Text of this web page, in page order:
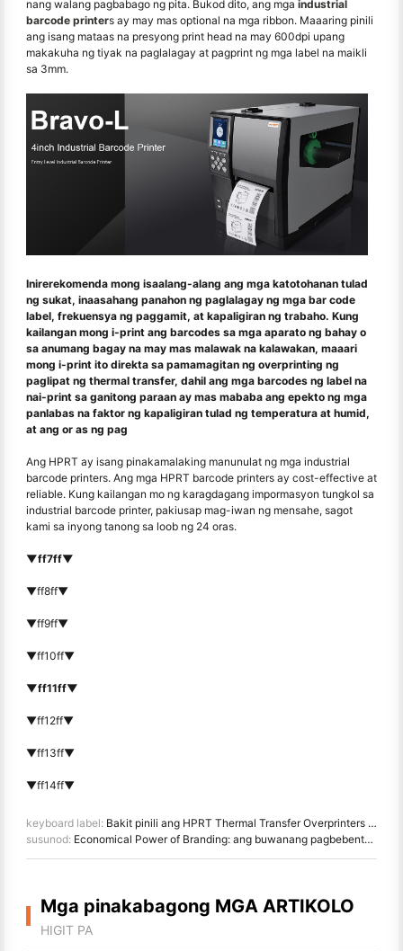
nang walang pagbabago ng pita. Bukod dito, ang mga industrial
barcode printers ay may mas optional na mga ribbon. Maaaring pinili
ang isang mataas na presyong print head na may 600dpi upang
makakuha ng tiyak na paglalagay at pagprint ng mga label na maikli
sa 3mm.
Inirerekomenda mong isaalang-alang ang mga katotohanan tulad
ng sukat, inaasahang panahon ng paglalagay ng mga bar code
label, frekuensya ng paggamit, at kapaligiran ng trabaho. Kung
kailangan mong i-print ang barcodes sa mga aparato ng bahay o
sa anumang bagay na may mas malawak na kalawakan, maaari
mong i-print ito direkta sa pamamagitan ng overprinting ng
paglipat ng thermal transfer, dahil ang mga barcodes ng label na
nai-print sa ganitong paraan ay mas mababa ang epekto ng mga
panlabas na faktor ng kapaligiran tulad ng temperatura at humid,
at ang or as ng pag
Ang HPRT ay isang pinakamalaking manunulat ng mga industrial
barcode printers. Ang mga HPRT barcode printers ay cost-effective at
reliable. Kung kailangan mo ng karagdagang impormasyon tungkol sa
industrial barcode printer, pakiusap mag-iwan ng mensahe, sagot
kami sa inyong tanong sa loob ng 24 oras.
▼ff7ff▼
▼ff8ff▼
▼ff9ff▼
▼ff10ff▼
▼ff11ff▼
▼ff12ff▼
▼ff13ff▼
▼ff14ff▼
keyboard label: Bakit pinili ang HPRT Thermal Transfer Overprinters (TTO)
susunod: Economical Power of Branding: ang buwanang pagbebenta ng mga HPRT home printers ay nagtaas ng 60%
Mga pinakabagong MGA ARTIKOLO
HIGIT PA